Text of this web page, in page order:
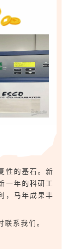
性的基石。新
一年的科研工
，马年成果丰
系我们。